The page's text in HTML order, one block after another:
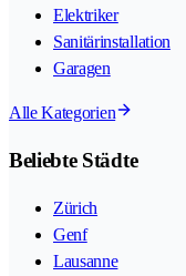
Elektriker
Sanitärinstallation
Garagen
Alle Kategorien
Beliebte Städte
Zürich
Genf
Lausanne